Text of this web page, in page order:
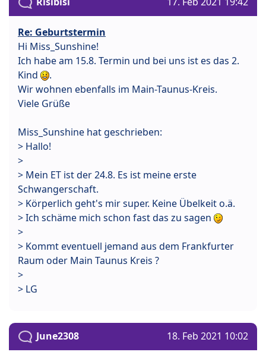
Re: Geburtstermin
Hi Miss_Sunshine!
Ich habe am 15.8. Termin und bei uns ist es das 2.
Kind
.
Wir wohnen ebenfalls im Main-Taunus-Kreis.
Viele Grüße
Miss_Sunshine hat geschrieben:
> Hallo!
>
> Mein ET ist der 24.8. Es ist meine erste
Schwangerschaft.
> Körperlich geht's mir super. Keine Übelkeit o.ä.
> Ich schäme mich schon fast das zu sagen
>
> Kommt eventuell jemand aus dem Frankfurter
Raum oder Main Taunus Kreis ?
>
> LG
June2308 18. Feb 2021 10:02